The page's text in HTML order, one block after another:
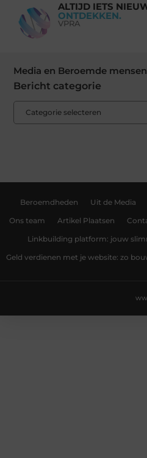
ALTIJD IETS
ONTDEKKEN.
VPRA
Media en Beroemde mensen
Bericht categorie
Beroemdheden Uit de Media
Ons team Artikel Plaatsen
Linkbuilding platform: jouw
Geld verdienen met je website: zo